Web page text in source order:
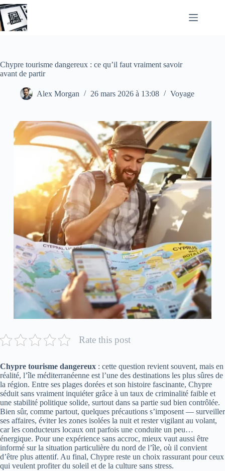
Passer
au
contenu
Chypre tourisme dangereux : ce qu’il faut vraiment savoir
avant de partir
Alex Morgan 26 mars 2026 à 13:08 Voyage
Rate this post
Chypre tourisme dangereux : cette question revient souvent, mais en
réalité, l’île méditerranéenne est l’une des destinations les plus sûres de
la région. Entre ses plages dorées et son histoire fascinante, Chypre
séduit sans vraiment inquiéter grâce à un taux de criminalité faible et
une stabilité politique solide, surtout dans sa partie sud bien contrôlée.
Bien sûr, comme partout, quelques précautions s’imposent — surveiller
ses affaires, éviter les zones isolées la nuit et rester vigilant au volant,
car les conducteurs locaux ont parfois une conduite un peu…
énergique. Pour une expérience sans accroc, mieux vaut aussi être
informé sur la situation particulière du nord de l’île, où il convient
d’être plus attentif. Au final, Chypre reste un choix rassurant pour ceux
qui veulent profiter du soleil et de la culture sans stress.